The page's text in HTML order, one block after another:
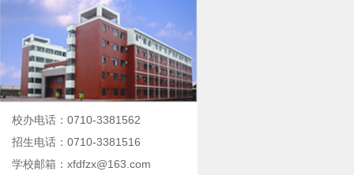
校办电话：0710-3381562
招生电话：0710-3381516
学校邮箱：xfdfzx@163.com